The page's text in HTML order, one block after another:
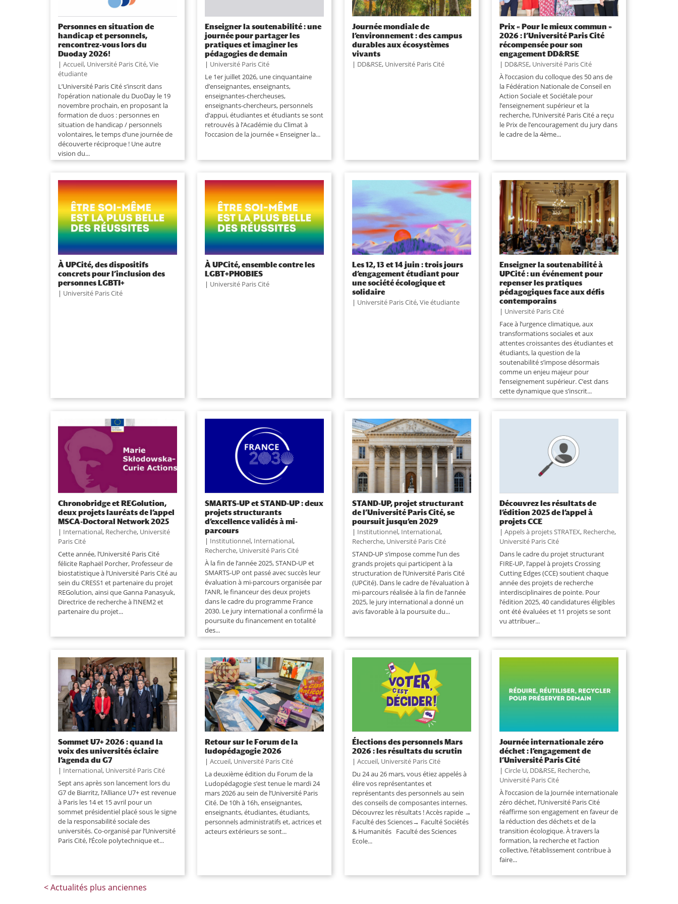
Personnes en situation de
handicap et personnels,
rencontrez-vous lors du
Duoday 2026!
| Accueil, Université Paris Cité,Vie
étudiante
L’Université Paris Cité s’inscrit dans
l’opération nationale du DuoDay le 19
novembre prochain, en proposant la
formation de duos : personnes en
situation de handicap / personnels
volontaires, le temps d’une journée de
découverte réciproque ! Une autre
vision du...
Enseigner la soutenabilité : une
journée pour partager les
pratiques et imaginer les
pédagogies de demain
| Université Paris Cité
Le 1er juillet 2026, une cinquantaine
d’enseignantes, enseignants,
enseignantes-chercheuses,
enseignants-chercheurs, personnels
d’appui, étudiantes et étudiants se sont
retrouvés à l’Académie du Climat à
l’occasion de la journée « Enseigner la...
Journée mondiale de
l’environnement : des campus
durables aux écosystèmes
vivants
| DD&RSE, Université Paris Cité
Prix « Pour le mieux commun »
2026 : l’Université Paris Cité
récompensée pour son
engagement DD&RSE
| DD&RSE, Université Paris Cité
À l’occasion du colloque des 50 ans de
la Fédération Nationale de Conseil en
Action Sociale et Sociétale pour
l’enseignement supérieur et la
recherche, l’Université Paris Cité a reçu
le Prix de l’encouragement du jury dans
le cadre de la 4ème...
À UPCité, des dispositifs
concrets pour l’inclusion des
personnes LGBTI+
| Université Paris Cité
À UPCité, ensemble contre les
LGBT+PHOBIES
| Université Paris Cité
Les 12, 13 et 14 juin : trois jours
d’engagement étudiant pour
une société écologique et
solidaire
| Université Paris Cité,Vie étudiante
Enseigner la soutenabilité à
UPCité : un événement pour
repenser les pratiques
pédagogiques face aux défis
contemporains
| Université Paris Cité
Face à l’urgence climatique, aux
transformations sociales et aux
attentes croissantes des étudiantes et
étudiants, la question de la
soutenabilité s’impose désormais
comme un enjeu majeur pour
l’enseignement supérieur. C’est dans
cette dynamique que s’inscrit...
Chronobridge et REGolution,
deux projets lauréats de l’appel
MSCA-Doctoral Network 2025
| International, Recherche, Université
Paris Cité
Cette année, l’Université Paris Cité
félicite Raphaël Porcher, Professeur de
biostatistique à l’Université Paris Cité au
sein du CRESS1 et partenaire du projet
REGolution, ainsi que Ganna Panasyuk,
Directrice de recherche à l’INEM2 et
partenaire du projet...
SMARTS-UP et STAND-UP : deux
projets structurants
d’excellence validés à mi-
parcours
| Institutionnel, International,
Recherche, Université Paris Cité
À la fin de l’année 2025, STAND-UP et
SMARTS-UP ont passé avec succès leur
évaluation à mi-parcours organisée par
l’ANR, le financeur des deux projets
dans le cadre du programme France
2030. Le jury international a confirmé la
poursuite du financement en totalité
des...
STAND-UP, projet structurant
de l’Université Paris Cité, se
poursuit jusqu’en 2029
| Institutionnel, International,
Recherche, Université Paris Cité
STAND‑UP s’impose comme l’un des
grands projets qui participent à la
structuration de l’Université Paris Cité
(UPCité). Dans le cadre de l’évaluation à
mi‑parcours réalisée à la fin de l’année
2025, le jury international a donné un
avis favorable à la poursuite du...
Découvrez les résultats de
l’édition 2025 de l’appel à
projets CCE
| Appels à projets STRATEX, Recherche,
Université Paris Cité
Dans le cadre du projet structurant
FIRE-UP, l’appel à projets Crossing
Cutting Edges (CCE) soutient chaque
année des projets de recherche
interdisciplinaires de pointe. Pour
l’édition 2025, 40 candidatures éligibles
ont été évaluées et 11 projets se sont
vu attribuer...
Sommet U7+ 2026 : quand la
voix des universités éclaire
l’agenda du G7
| International, Université Paris Cité
Sept ans après son lancement lors du
G7 de Biarritz, l’Alliance U7+ est revenue
à Paris les 14 et 15 avril pour un
sommet présidentiel placé sous le signe
de la responsabilité sociale des
universités. Co-organisé par l’Université
Paris Cité, l’École polytechnique et...
Retour sur le Forum de la
ludopédagogie 2026
|Accueil, Université Paris Cité
La deuxième édition du Forum de la
Ludopédagogie s’est tenue le mardi 24
mars 2026 au sein de l’Université Paris
Cité. De 10h à 16h, enseignantes,
enseignants, étudiantes, étudiants,
personnels administratifs et, actrices et
acteurs extérieurs se sont...
Élections des personnels Mars
2026 : les résultats du scrutin
| Accueil, Université Paris Cité
Du 24 au 26 mars, vous étiez appelés à
élire vos représentantes et
représentants des personnels au sein
des conseils de composantes internes.
Découvrez les résultats ! Accès rapide →
Faculté des Sciences→ Faculté Sociétés
& Humanités Faculté des Sciences
Ecole...
Journée internationale zéro
déchet : l’engagement de
l’Université Paris Cité
| Circle U, DD&RSE, Recherche,
Université Paris Cité
À l’occasion de la Journée internationale
zéro déchet, l’Université Paris Cité
réaffirme son engagement en faveur de
la réduction des déchets et de la
transition écologique. À travers la
formation, la recherche et l’action
collective, l’établissement contribue à
faire...